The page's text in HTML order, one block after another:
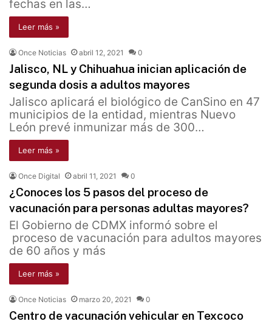
fechas en las…
Leer más »
Once Noticias abril 12, 2021 0
Jalisco, NL y Chihuahua inician aplicación de
segunda dosis a adultos mayores
Jalisco aplicará el biológico de CanSino en 47
municipios de la entidad, mientras Nuevo
León prevé inmunizar más de 300…
Leer más »
Once Digital abril 11, 2021 0
¿Conoces los 5 pasos del proceso de
vacunación para personas adultas mayores?
El Gobierno de CDMX informó sobre el
proceso de vacunación para adultos mayores
de 60 años y más
Leer más »
Once Noticias marzo 20, 2021 0
Centro de vacunación vehicular en Texcoco